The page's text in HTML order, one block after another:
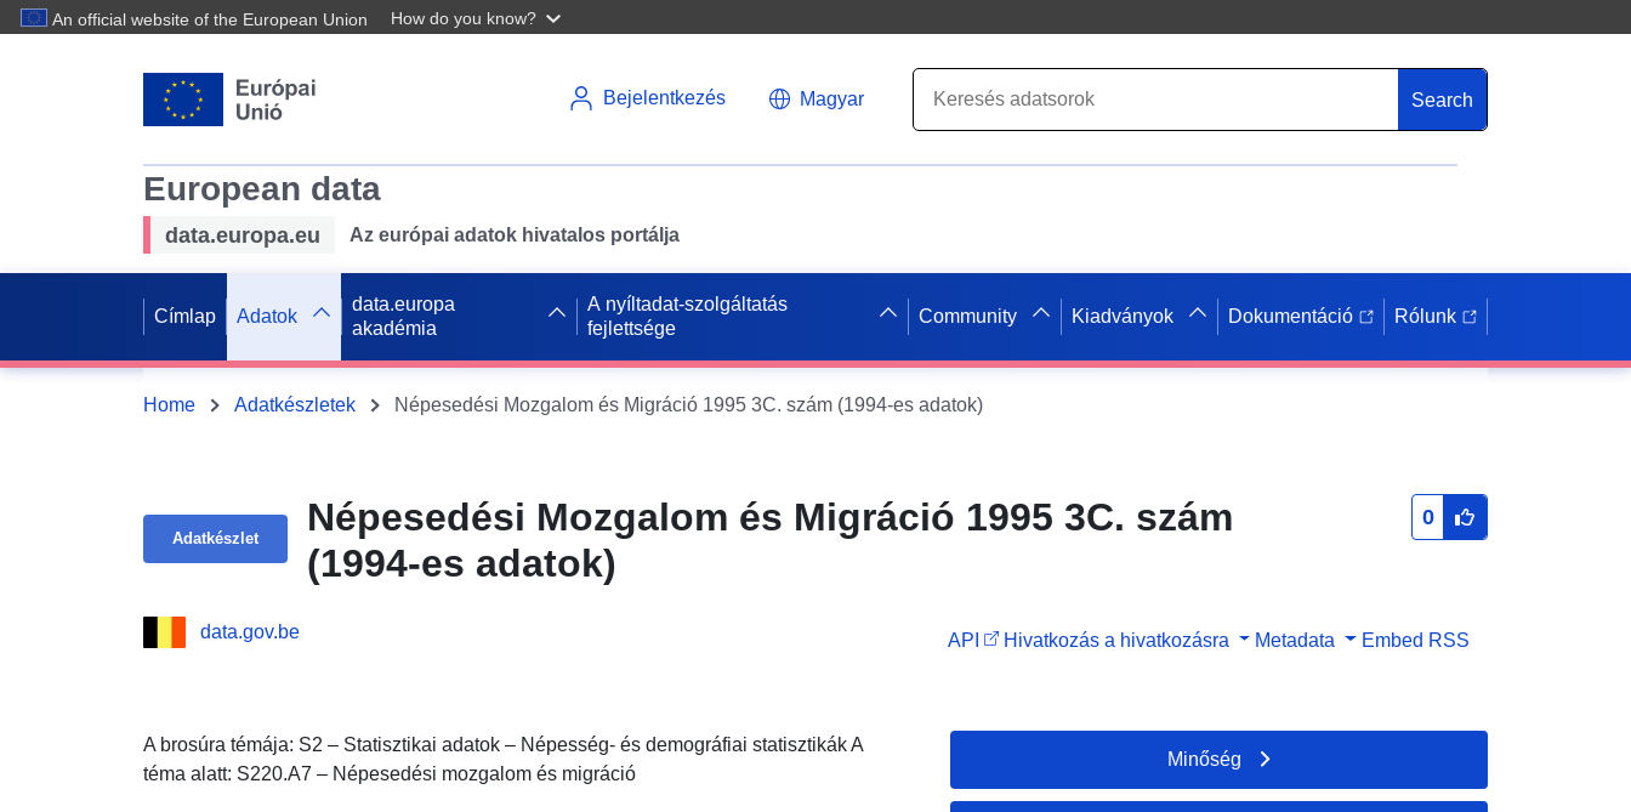
An official website of the European Union How do you know?
Bejelentkezés Magyar Search
European data
data.europa.eu Az európai adatok hivatalos portálja
Címlap Adatok
data.europa
akadémia
A nyíltadat-szolgáltatás
fejlettsége
Community Kiadványok Dokumentáció Rólunk
Home Adatkészletek Népesedési Mozgalom és Migráció 1995 3C. szám (1994-es adatok)
Adatkészlet
Népesedési Mozgalom és Migráció 1995 3C. szám
(1994-es adatok)
0
data.gov.be API Hivatkozás a hivatkozásra Metadata Embed RSS
A brosúra témája: S2 – Statisztikai adatok – Népesség- és demográfiai statisztikák A
téma alatt: S220.A7 – Népesedési mozgalom és migráció
Minőség